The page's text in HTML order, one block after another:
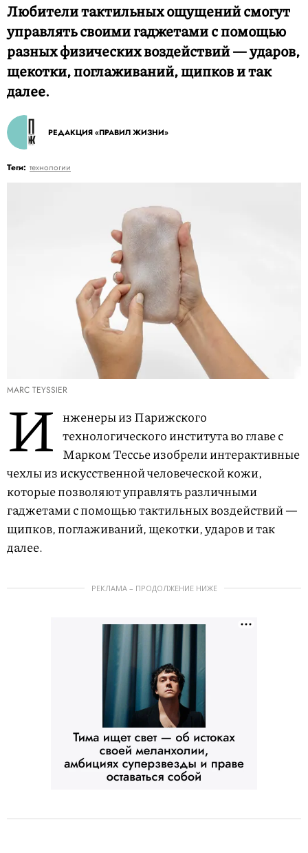
Любители тактильных ощущений смогут
управлять своими гаджетами с помощью
разных физических воздействий — ударов,
щекотки, поглаживаний, щипков и так
далее.
РЕДАКЦИЯ «ПРАВИЛ ЖИЗНИ»
Теги: технологии
MARC TEYSSIER
И нженеры из Парижского
технологического института во главе с
Марком Тессье изобрели интерактивные
чехлы из искусственной человеческой кожи,
которые позволяют управлять различными
гаджетами с помощью тактильных воздействий —
щипков, поглаживаний, щекотки, ударов и так
далее.
РЕКЛАМА – ПРОДОЛЖЕНИЕ НИЖЕ